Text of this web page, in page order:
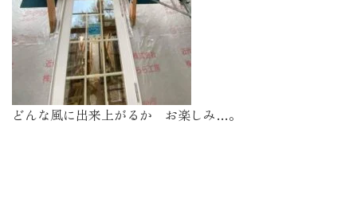
どんな風に出来上がるか お楽しみ…。